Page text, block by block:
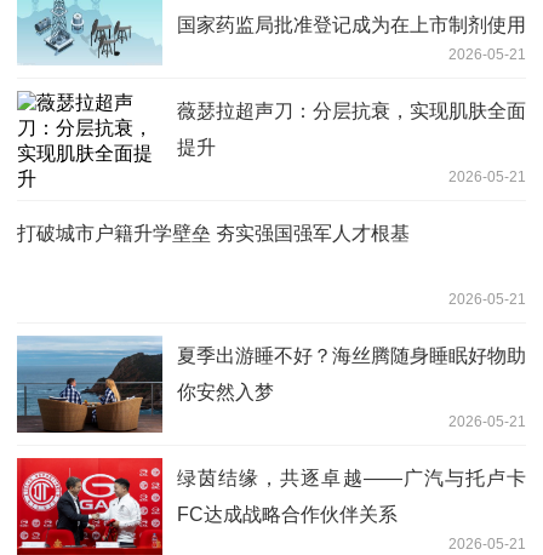
国家药监局批准登记成为在上市制剂使用
2026-05-21
薇瑟拉超声刀：分层抗衰，实现肌肤全面
提升
2026-05-21
打破城市户籍升学壁垒 夯实强国强军人才根基
2026-05-21
夏季出游睡不好？海丝腾随身睡眠好物助
你安然入梦
2026-05-21
绿茵结缘，共逐卓越——广汽与托卢卡
FC达成战略合作伙伴关系
2026-05-21